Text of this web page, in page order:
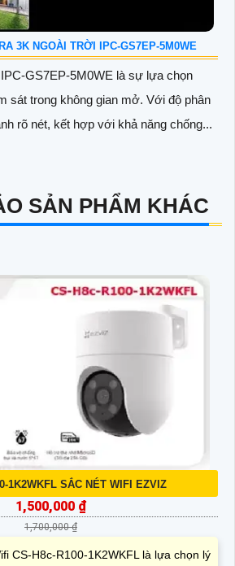
3K NGOÀI TRỜI IPC-GS7EP-5M0WE
GS7EP-5M0WE là sự lựa chọn
sát trong không gian mở. Với độ phân
rõ nét, kết hợp với khả năng chống...
SẢN PHẨM KHÁC
1K2WKFL SẮC NÉT WIFI EZVIZ
1,500,000 ₫
1,700,000 ₫
CS-H8c-R100-1K2WKFL là lựa chọn lý